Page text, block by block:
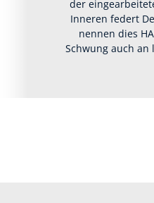
der
Inneren federt
nennen dies
Schwung auch an